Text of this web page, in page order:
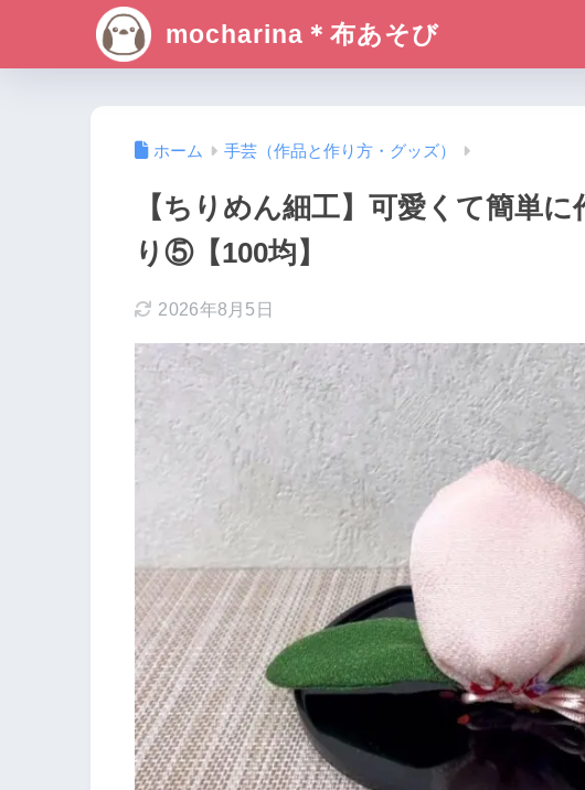
mocharina＊布あそび
ホーム 手芸（作品と作り方・グッズ）
【ちりめん細工】可愛くて簡単
り⑤【100均】
2026年8月5日